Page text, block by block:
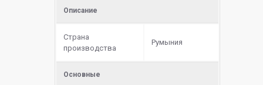
Описание
Страна
производства
Румыния
Основные